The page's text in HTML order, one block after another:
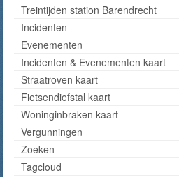
Treintijden station Barendrecht
Incidenten
Evenementen
Incidenten & Evenementen kaart
Straatroven kaart
Fietsendiefstal kaart
Woninginbraken kaart
Vergunningen
Zoeken
Tagcloud